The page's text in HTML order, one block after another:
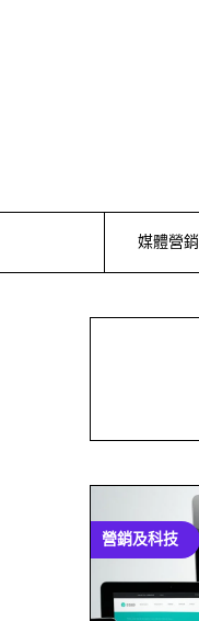
媒體營銷
營銷及科技